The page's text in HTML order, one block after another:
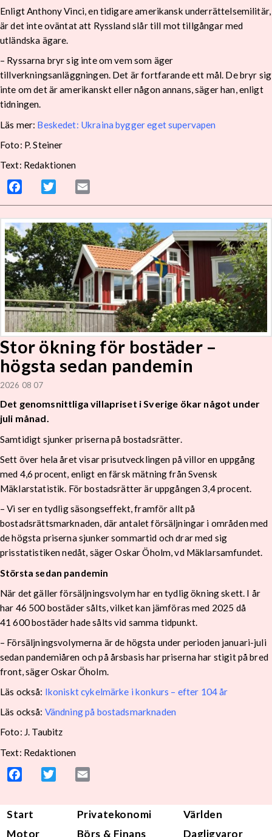
Enligt Anthony Vinci, en tidigare amerikansk underrättelsemilitär,
är det inte oväntat att Ryssland slår till mot tillgångar med
utländska ägare.
– Ryssarna bryr sig inte om vem som äger
tillverkningsanläggningen. Det är fortfarande ett mål. De bryr sig
inte om det är amerikanskt eller någon annans, säger han, enligt
tidningen.
Läs mer: Beskedet: Ukraina bygger eget supervapen
Foto: P. Steiner
Text: Redaktionen
Facebook Twitter
Stor ökning för bostäder –
högsta sedan pandemin
2026 08 07
Det genomsnittliga villapriset i Sverige ökar något under
juli månad.
Samtidigt sjunker priserna på bostadsrätter.
Sett över hela året visar prisutvecklingen på villor en uppgång
med 4,6 procent, enligt en färsk mätning från Svensk
Mäklarstatistik. För bostadsrätter är uppgången 3,4 procent.
– Vi ser en tydlig säsongseffekt, framför allt på
bostadsrättsmarknaden, där antalet försäljningar i områden med
de högsta priserna sjunker sommartid och drar med sig
prisstatistiken nedåt, säger Oskar Öholm, vd Mäklarsamfundet.
Största sedan pandemin
När det gäller försäljningsvolym har en tydlig ökning skett. I år
har 46 500 bostäder sålts, vilket kan jämföras med 2025 då
41 600 bostäder hade sålts vid samma tidpunkt.
– Försäljningsvolymerna är de högsta under perioden januari-juli
sedan pandemiåren och på årsbasis har priserna har stigit på bred
front, säger Oskar Öholm.
Läs också: Ikoniskt cykelmärke i konkurs – efter 104 år
Läs också: Vändning på bostadsmarknaden
Foto: J. Taubitz
Text: Redaktionen
Facebook Twitter
Start Privatekonomi
Världen
Motor
Börs & Finans Dagligvaror